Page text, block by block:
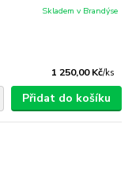
1 250,00 Kč/ks
Skladem v Brandýse
Přidat do košíku